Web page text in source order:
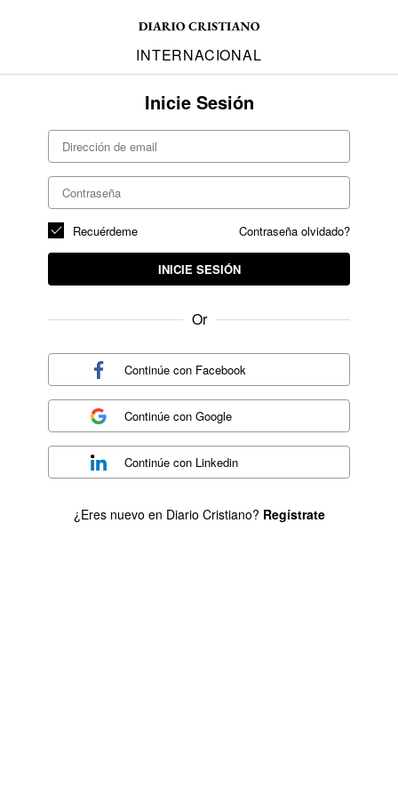
INTERNACIONAL
Inicie Sesión
Contraseña olvidado?
Recuérdeme
INICIE SESIÓN
Or
Continúe con Facebook
Continúe conGoogle
Continúe con Linkedin
¿Eres nuevo en Diario Cristiano? Regístrate